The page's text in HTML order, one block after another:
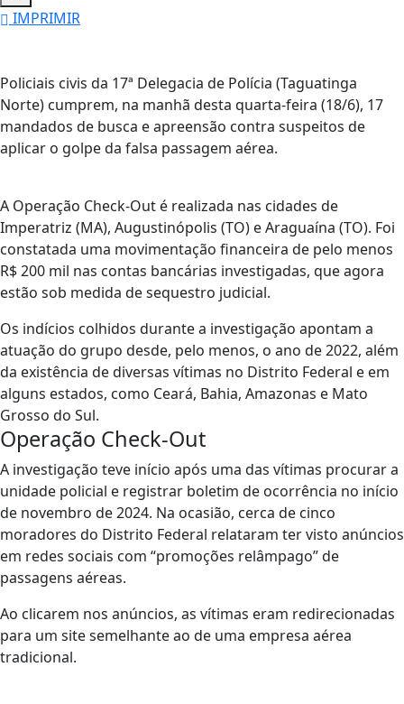
IMPRIMIR
Policiais civis da 17ª Delegacia de Polícia (Taguatinga
Norte) cumprem, na manhã desta quarta-feira (18/6), 17
mandados de busca e apreensão contra suspeitos de
aplicar o golpe da falsa passagem aérea.
A Operação Check-Out é realizada nas cidades de
Imperatriz (MA), Augustinópolis (TO) e Araguaína (TO). Foi
constatada uma movimentação financeira de pelo menos
R$ 200 mil nas contas bancárias investigadas, que agora
estão sob medida de sequestro judicial.
Os indícios colhidos durante a investigação apontam a
atuação do grupo desde, pelo menos, o ano de 2022, além
da existência de diversas vítimas no Distrito Federal e em
alguns estados, como Ceará, Bahia, Amazonas e Mato
Grosso do Sul.
Operação Check-Out
A investigação teve início após uma das vítimas procurar a
unidade policial e registrar boletim de ocorrência no início
de novembro de 2024. Na ocasião, cerca de cinco
moradores do Distrito Federal relataram ter visto anúncios
em redes sociais com “promoções relâmpago” de
passagens aéreas.
Ao clicarem nos anúncios, as vítimas eram redirecionadas
para um site semelhante ao de uma empresa aérea
tradicional.